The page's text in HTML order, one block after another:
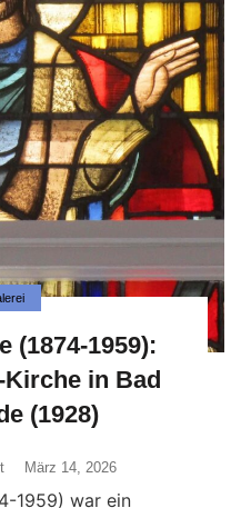
(1874-1959):
in Bad
(1928)
März 14, 2026
1959) war ein